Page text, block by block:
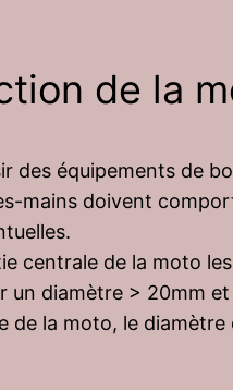
de la
des équipements de
mains doivent
centrale de la moto
un diamètre > 20mm et
de la moto, le